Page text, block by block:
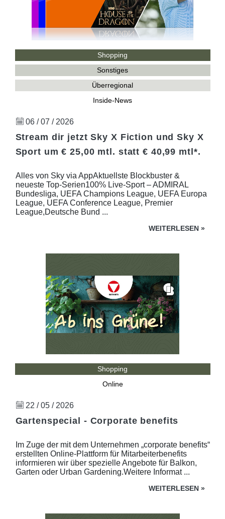
Shopping
Sonstiges
Überregional
Inside-News
06 / 07 / 2026
Stream dir jetzt Sky X Fiction und Sky X
Sport um € 25,00 mtl. statt € 40,99 mtl*.
Alles von Sky via AppAktuellste Blockbuster &
neueste Top-Serien100% Live-Sport – ADMIRAL
Bundesliga, UEFA Champions League, UEFA Europa
League, UEFA Conference League, Premier
League,Deutsche Bund ...
WEITERLESEN »
Shopping
Online
22 / 05 / 2026
Gartenspecial - Corporate benefits
Im Zuge der mit dem Unternehmen „corporate benefits“
erstellten Online-Plattform für Mitarbeiterbenefits
informieren wir über spezielle Angebote für Balkon,
Garten oder Urban Gardening.Weitere Informat ...
WEITERLESEN »